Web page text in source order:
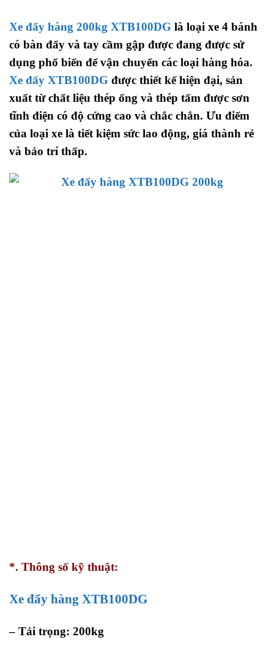
Xe đẩy hàng 200kg XTB100DG là loại xe 4 bánh
có bàn đẩy và tay cầm gập được đang được sử
dụng phổ biến để vận chuyển các loại hàng hóa.
Xe đẩy XTB100DG được thiết kế hiện đại, sản
xuất từ chất liệu thép ống và thép tấm được sơn
tĩnh điện có độ cứng cao và chắc chắn. Ưu điểm
của loại xe là tiết kiệm sức lao động, giá thành rẻ
và bảo trí thấp.
*. Thông số kỹ thuật:
Xe đẩy hàng XTB100DG
– Tải trọng: 200kg